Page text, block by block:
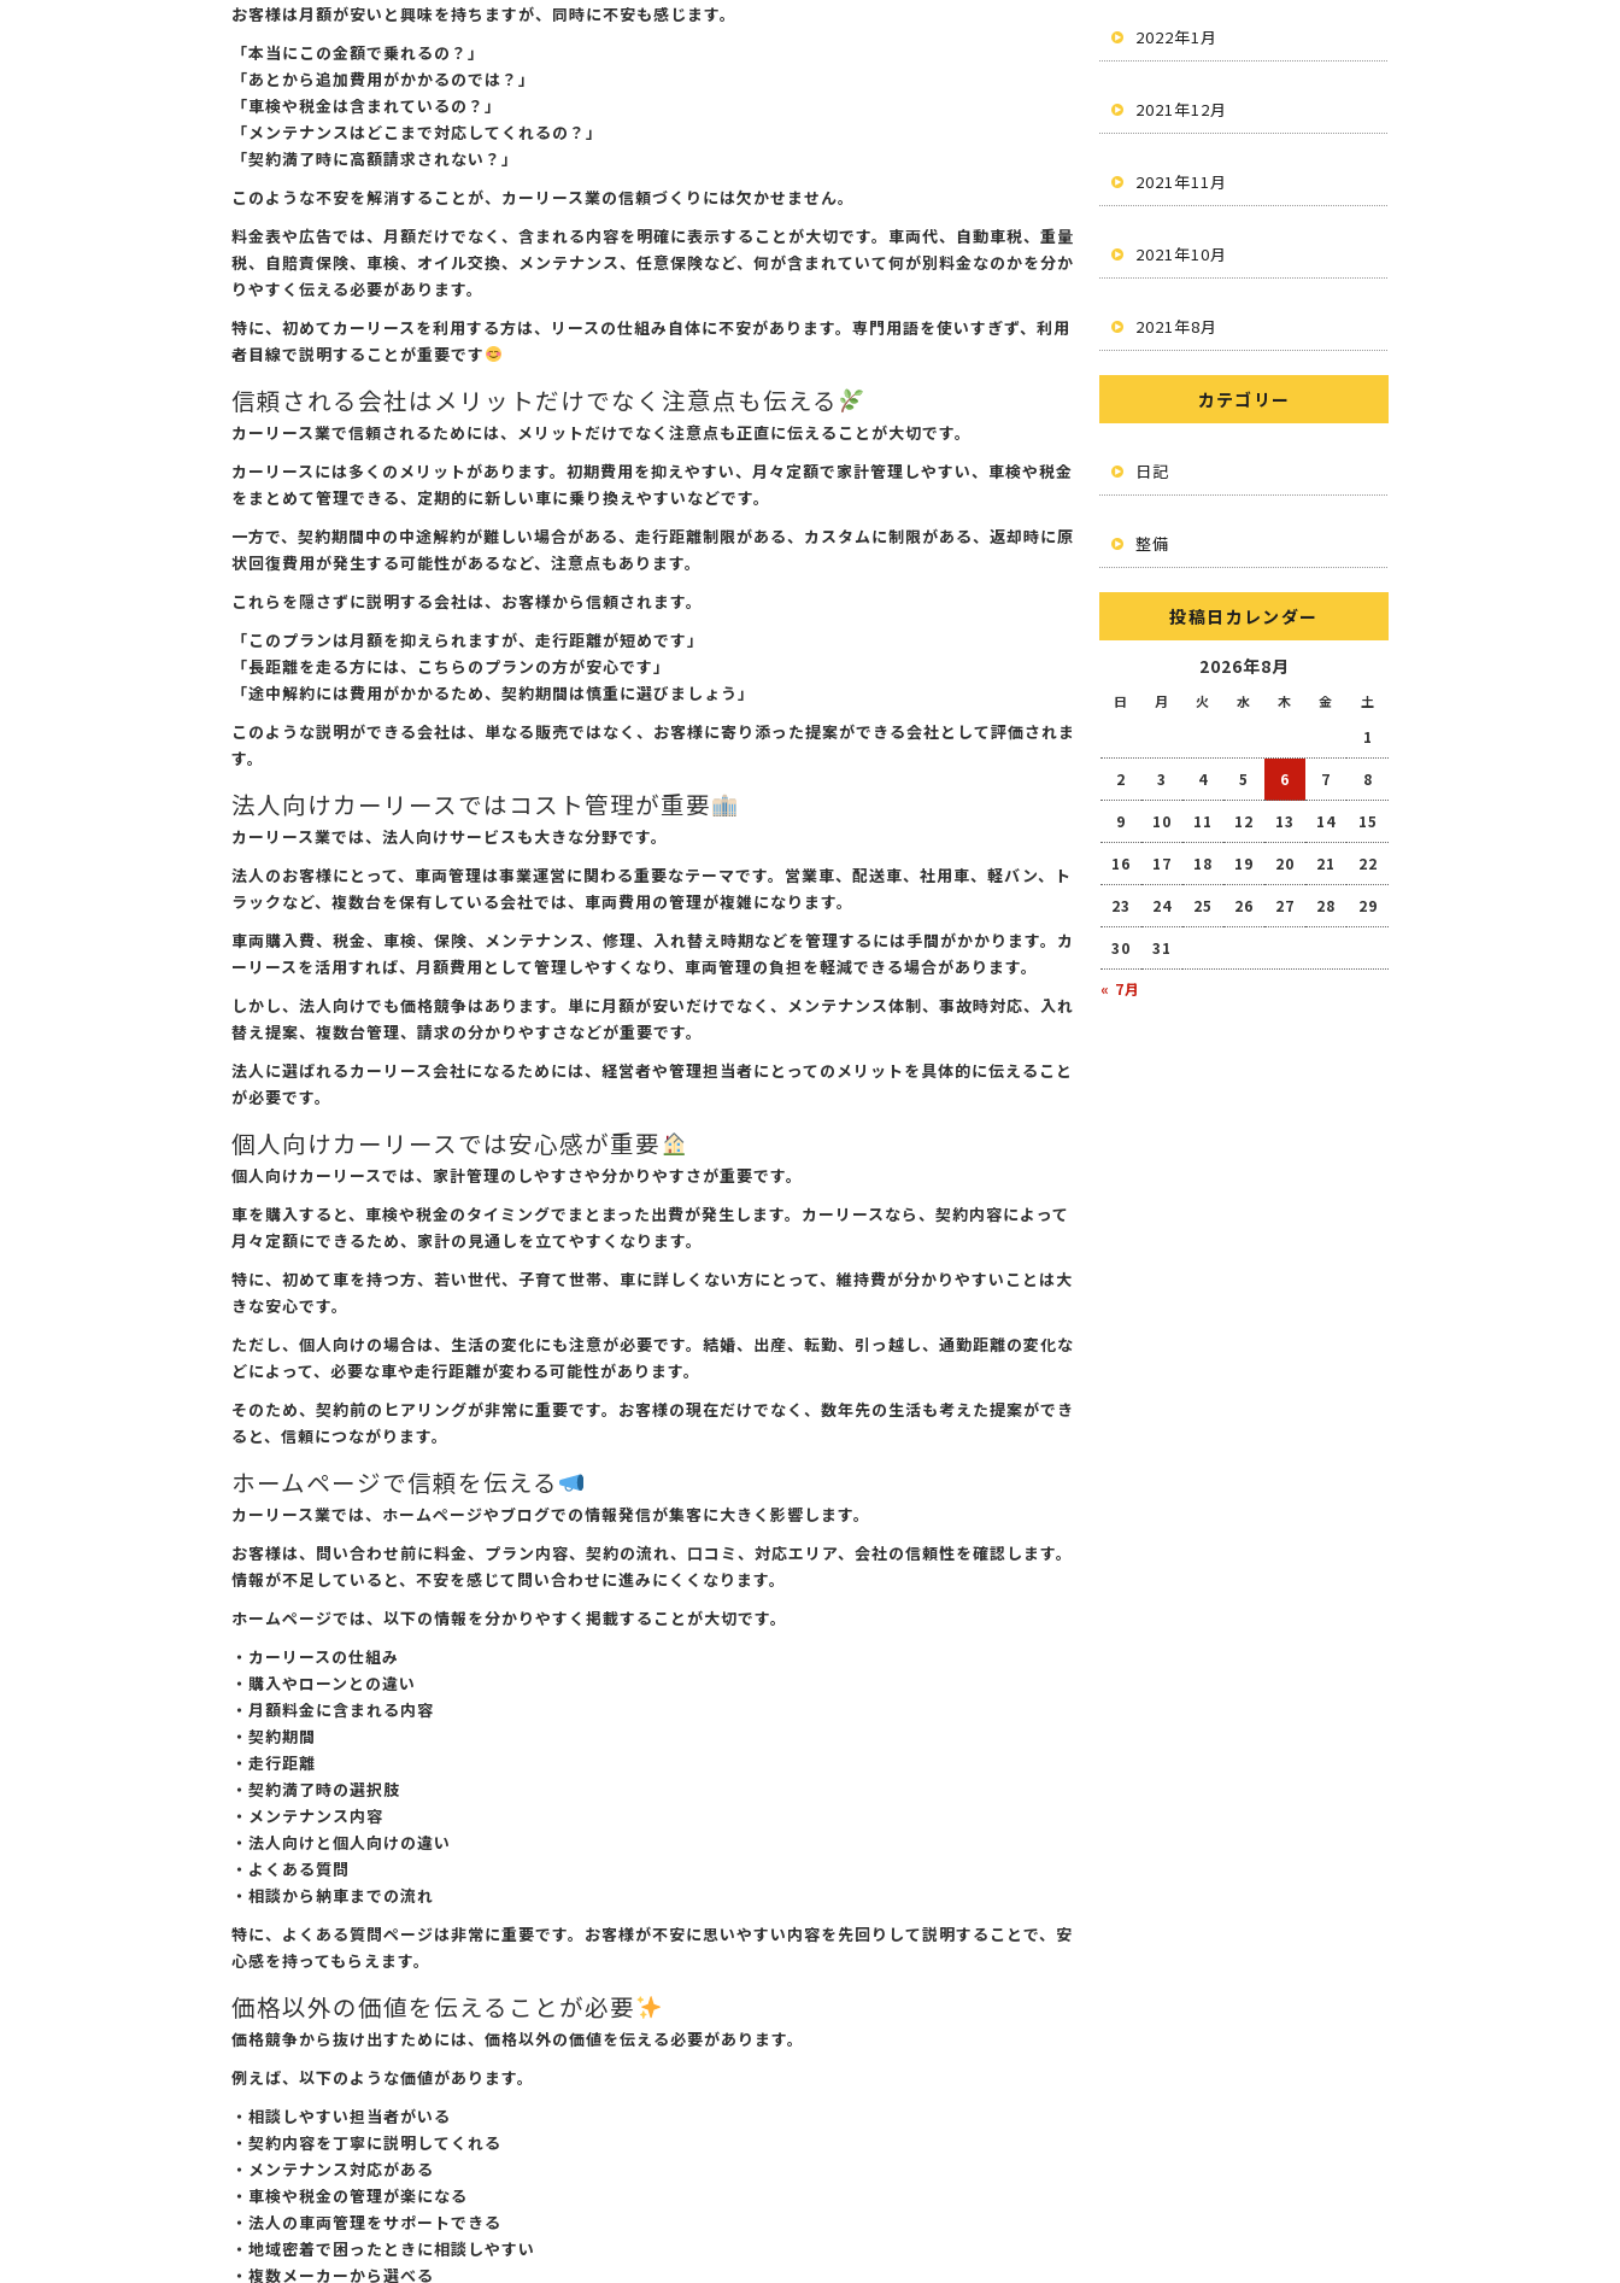
お客様は月額が安いと興味を持ちますが、同時に不安も感じます。
「本当にこの金額で乗れるの？」
「あとから追加費用がかかるのでは？」
「車検や税金は含まれているの？」
「メンテナンスはどこまで対応してくれるの？」
「契約満了時に高額請求されない？」
このような不安を解消することが、カーリース業の信頼づくりには欠かせません。
料金表や広告では、月額だけでなく、含まれる内容を明確に表示することが大切です。車両代、自動車税、重量
税、自賠責保険、車検、オイル交換、メンテナンス、任意保険など、何が含まれていて何が別料金なのかを分か
りやすく伝える必要があります。
特に、初めてカーリースを利用する方は、リースの仕組み自体に不安があります。専門用語を使いすぎず、利用
者目線で説明することが重要です
信頼される会社はメリットだけでなく注意点も伝える
カーリース業で信頼されるためには、メリットだけでなく注意点も正直に伝えることが大切です。
カーリースには多くのメリットがあります。初期費用を抑えやすい、月々定額で家計管理しやすい、車検や税金
をまとめて管理できる、定期的に新しい車に乗り換えやすいなどです。
一方で、契約期間中の中途解約が難しい場合がある、走行距離制限がある、カスタムに制限がある、返却時に原
状回復費用が発生する可能性があるなど、注意点もあります。
これらを隠さずに説明する会社は、お客様から信頼されます。
「このプランは月額を抑えられますが、走行距離が短めです」
「長距離を走る方には、こちらのプランの方が安心です」
「途中解約には費用がかかるため、契約期間は慎重に選びましょう」
このような説明ができる会社は、単なる販売ではなく、お客様に寄り添った提案ができる会社として評価されま
す。
法人向けカーリースではコスト管理が重要
カーリース業では、法人向けサービスも大きな分野です。
法人のお客様にとって、車両管理は事業運営に関わる重要なテーマです。営業車、配送車、社用車、軽バン、ト
ラックなど、複数台を保有している会社では、車両費用の管理が複雑になります。
車両購入費、税金、車検、保険、メンテナンス、修理、入れ替え時期などを管理するには手間がかかります。カ
ーリースを活用すれば、月額費用として管理しやすくなり、車両管理の負担を軽減できる場合があります。
しかし、法人向けでも価格競争はあります。単に月額が安いだけでなく、メンテナンス体制、事故時対応、入れ
替え提案、複数台管理、請求の分かりやすさなどが重要です。
法人に選ばれるカーリース会社になるためには、経営者や管理担当者にとってのメリットを具体的に伝えること
が必要です。
個人向けカーリースでは安心感が重要
個人向けカーリースでは、家計管理のしやすさや分かりやすさが重要です。
車を購入すると、車検や税金のタイミングでまとまった出費が発生します。カーリースなら、契約内容によって
月々定額にできるため、家計の見通しを立てやすくなります。
特に、初めて車を持つ方、若い世代、子育て世帯、車に詳しくない方にとって、維持費が分かりやすいことは大
きな安心です。
ただし、個人向けの場合は、生活の変化にも注意が必要です。結婚、出産、転勤、引っ越し、通勤距離の変化な
どによって、必要な車や走行距離が変わる可能性があります。
そのため、契約前のヒアリングが非常に重要です。お客様の現在だけでなく、数年先の生活も考えた提案ができ
ると、信頼につながります。
ホームページで信頼を伝える
カーリース業では、ホームページやブログでの情報発信が集客に大きく影響します。
お客様は、問い合わせ前に料金、プラン内容、契約の流れ、口コミ、対応エリア、会社の信頼性を確認します。
情報が不足していると、不安を感じて問い合わせに進みにくくなります。
ホームページでは、以下の情報を分かりやすく掲載することが大切です。
・カーリースの仕組み
・購入やローンとの違い
・月額料金に含まれる内容
・契約期間
・走行距離
・契約満了時の選択肢
・メンテナンス内容
・法人向けと個人向けの違い
・よくある質問
・相談から納車までの流れ
特に、よくある質問ページは非常に重要です。お客様が不安に思いやすい内容を先回りして説明することで、安
心感を持ってもらえます。
価格以外の価値を伝えることが必要
価格競争から抜け出すためには、価格以外の価値を伝える必要があります。
例えば、以下のような価値があります。
・相談しやすい担当者がいる
・契約内容を丁寧に説明してくれる
・メンテナンス対応がある
・車検や税金の管理が楽になる
・法人の車両管理をサポートできる
・地域密着で困ったときに相談しやすい
・複数メーカーから選べる
2022年1月
2021年12月
2021年11月
2021年10月
2021年8月
カテゴリー
日記
整備
投稿日カレンダー
2026年8月
日 月 火 水 木 金 土
« 7月
1
2 3 4 5 6 7 8
9 10 11 12 13 14 15
16 17 18 19 20 21 22
23 24 25 26 27 28 29
30 31